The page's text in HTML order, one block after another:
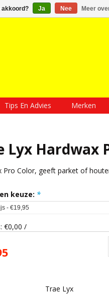
€0,00
Tips En Advies Merken
Lyx Hardwax
Pro Color, geeft parket of
keuze: *
€0,00 /
Trae Lyx
akkoord? Ja Nee Meer